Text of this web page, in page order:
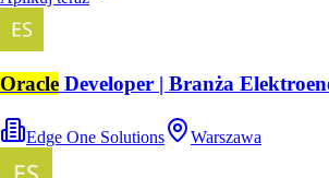
Oracle Developer | Branża
Edge One Solutions Warszawa